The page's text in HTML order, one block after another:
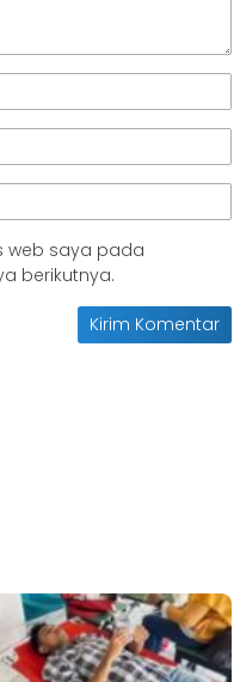
web saya pada
berikutnya.